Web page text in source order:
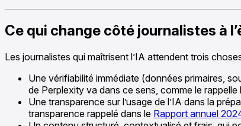
Ce qui change côté journalistes à
Les journalistes qui maîtrisent l’IA attendent trois
Une vérifiabilité immédiate (données primaires,
de Perplexity va dans ce sens, comme le
Une transparence sur l’usage de l’IA dans la
transparence rappelé dans le Rapport annuel